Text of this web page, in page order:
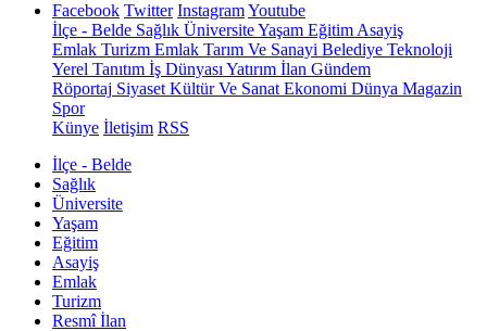
Facebook Twitter InstagramYoutube
İlçe - Belde Sağlık ÜniversiteYaşam Eğitim Asayiş
Emlak Turizm Emlak Tarım Ve Sanayi Belediye Teknoloji
Yerel Tanıtım İş Dünyası Yatırım İlan Gündem
Röportaj Siyaset Kültür Ve Sanat Ekonomi Dünya Magazin
Spor
Künye İletişim RSS
İlçe - Belde
Sağlık
Üniversite
Yaşam
Eğitim
Asayiş
Emlak
Turizm
Resmî İlan